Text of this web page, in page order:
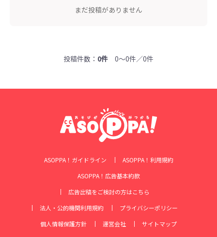
まだ投稿がありません
投稿件数： 0件 0～0件／0件
ASOPPA！ガイドライン
ASOPPA！利用規約
ASOPPA！広告基本約款
広告出稿をご検討の方はこちら
法人・公的機関利用規約
プライバシーポリシー
個人情報保護方針
運営会社 サイトマップ